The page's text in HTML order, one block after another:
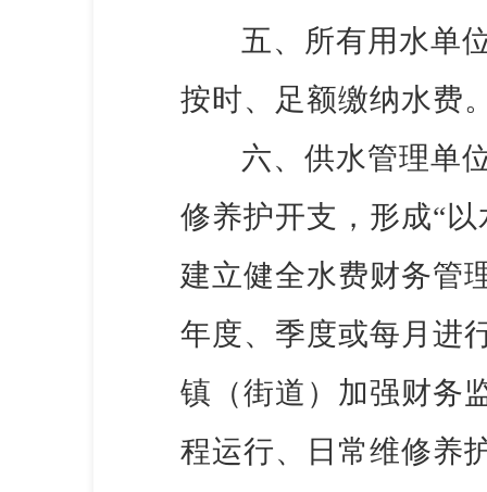
五、所有用水单
按时、足额缴纳水费
六、供水管理单
修养护开支，形成“
建立健全水费财务管
年度、季度或每月进
镇（街道）加强财务
程运行、日常维修养